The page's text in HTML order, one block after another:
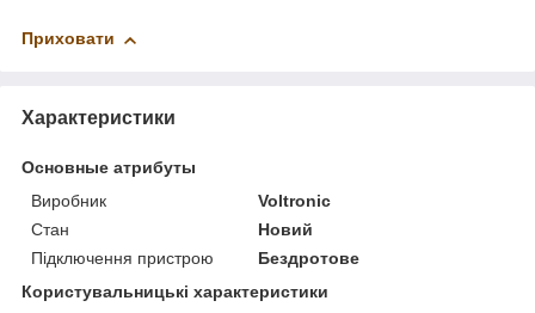
Приховати
Характеристики
Основные атрибуты
Виробник
Voltronic
Стан
Новий
Підключення пристрою
Бездротове
Користувальницькі характеристики